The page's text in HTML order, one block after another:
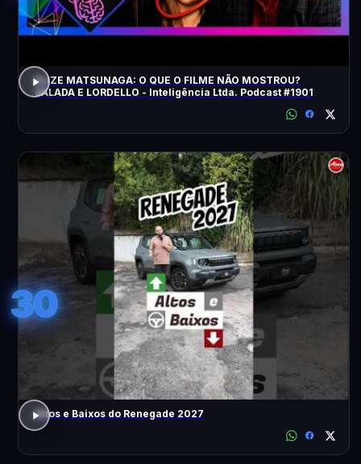
ELIZE MATSUNAGA: O QUE O FILME NÃO MOSTROU?
SALADA E LORDELLO - Inteligência Ltda. Podcast #1901
30
Altos e Baixos do Renegade 2027